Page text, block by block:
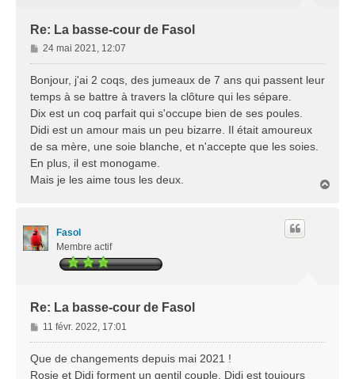
Re: La basse-cour de Fasol
M
e
s
g
e
24 mai 2021, 12:07
Bonjour, j'ai 2 coqs, des jumeaux de 7 ans qui passent leur
temps à se battre à travers la clôture qui les sépare.
Dix est un coq parfait qui s'occupe bien de ses poules.
Didi est un amour mais un peu bizarre. Il était amoureux
de sa mère, une soie blanche, et n'accepte que les soies.
En plus, il est monogame.
Mais je les aime tous les deux.
Fasol
Membre actif
Re: La basse-cour de Fasol
M
e
s
11 févr. 2022, 17:01
Que de changements depuis mai 2021 !
Rosie et Didi forment un gentil couple. Didi est toujours